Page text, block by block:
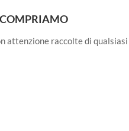
attenzione raccolte di